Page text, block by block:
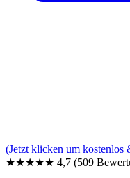
(Jetzt klicken um kostenlos
★★★★★ 4,7 (509